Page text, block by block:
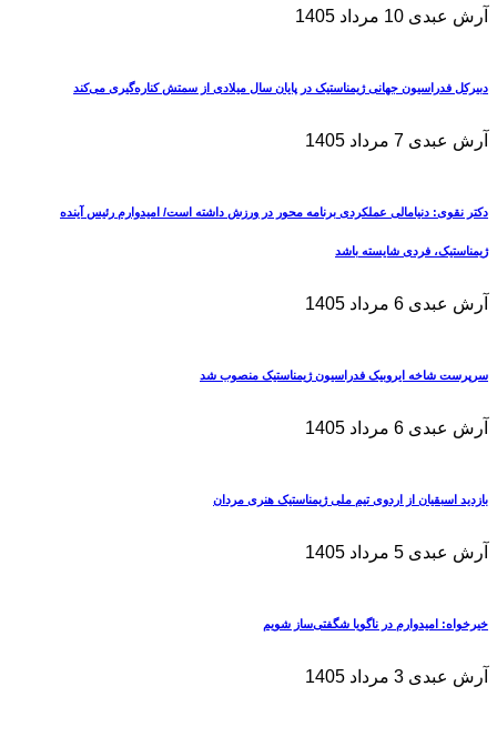
آرش عبدی 10 مرداد 1405
دبیرکل فدراسیون جهانی ژیمناستیک در پایان سال میلادی از سمتش کناره‌گیری می‌کند
آرش عبدی 7 مرداد 1405
دکتر نقوی: دنیامالی عملکردی برنامه محور در ورزش داشته است/ امیدوارم رئیس آینده
ژیمناستیک، فردی شایسته باشد
آرش عبدی 6 مرداد 1405
سرپرست شاخه ایروبیک فدراسیون ژیمناستیک منصوب شد
آرش عبدی 6 مرداد 1405
بازدید اسبقیان از اردوی تیم ملی ژیمناستیک هنری مردان
آرش عبدی 5 مرداد 1405
خیرخواه: امیدوارم در ناگویا شگفتی‌ساز شویم
آرش عبدی 3 مرداد 1405